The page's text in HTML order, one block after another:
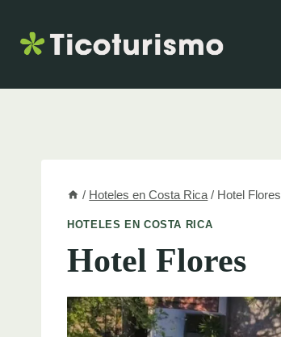
content
/ Hoteles en Costa Rica / Hotel Flores
HOTELES EN COSTA RICA
Hotel Flores